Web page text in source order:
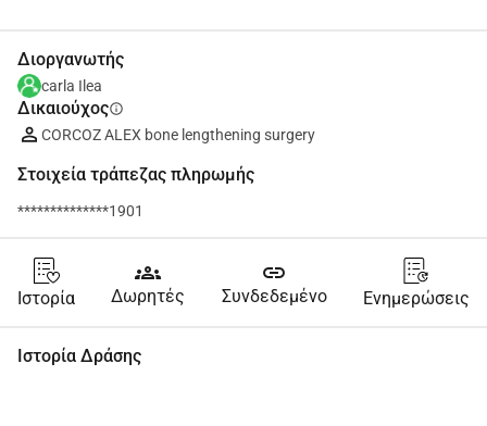
Διοργανωτής
carla Ilea
Δικαιούχοςinfo
CORCOZ ALEX bone lengthening surgery
Στοιχεία τράπεζας πληρωμής
**************1901
Ιστορία
groups
Δωρητές
link
Συνδεδεμένο Ενημερώσεις
Ιστορία Δράσης